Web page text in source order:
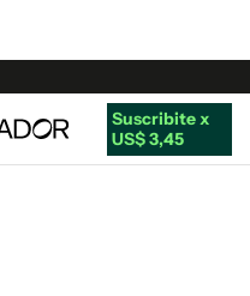
Suscribite x
US$ 3,45